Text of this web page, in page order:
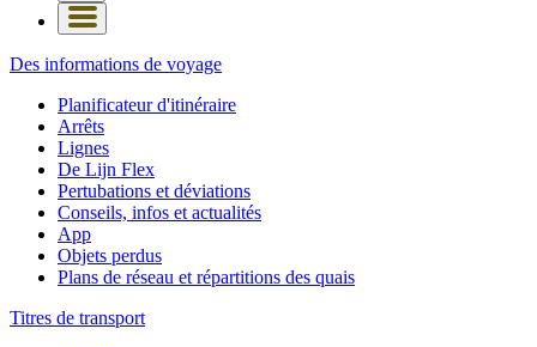
Des informations de voyage
Planificateur d'itinéraire
Arrêts
Lignes
De Lijn Flex
Pertubations et déviations
Conseils, infos et actualités
App
Objets perdus
Plans de réseau et répartitions des quais
Titres de transport